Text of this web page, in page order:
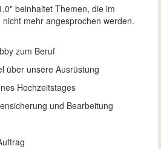
beinhaltet Themen, die im
mehr angesprochen werden.
zum Beruf
über unsere Ausrüstung
Hochzeitstages
und Bearbeitung